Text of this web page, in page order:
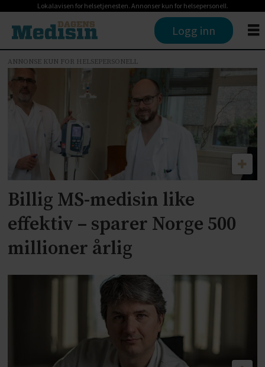
Lokalavisen for helsetjenesten. Annonser kun for helsepersonell.
Logg inn
Tag:
neuro-
sysmed
ANNONSE KUN FOR HELSEPERSONELL
Billig MS-medisin like
effektiv – sparer Norge 500
millioner årlig